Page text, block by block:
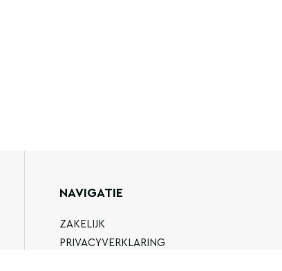
NAVIGATIE
ZAKELIJK
PRIVACYVERKLARING